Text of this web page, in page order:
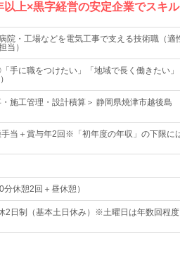
上×黒字経営の安定企業でスキル
院・工場などを電気工事で支える技術職（適
当）
手に職をつけたい」「地域で長く働きたい」
施工管理・設計積算＞ 静岡県焼津市越後島
当＋賞与年2回※「初年度の年収」の下限に
休憩2回＋昼休憩）
日制（基本土日休み）※土曜日は年数回程度